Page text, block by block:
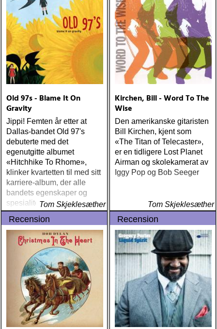
Old 97s - Blame It On
Gravity
Jippi! Femten år etter at
Dallas-bandet Old 97's
debuterte med det
egenutgitte albumet
«Hitchhike To Rhome»,
klinker kvartetten til med sitt
karriere-album, der alle
bandets egenskaper og
spesialiteter forenes til en
høyere enhet
Tom Skjeklesæther
Kirchen, Bill - Word To The
Wise
Den amerikanske gitaristen
Bill Kirchen, kjent som
«The Titan of Telecaster»,
er en tidligere Lost Planet
Airman og skolekamerat av
Iggy Pop og Bob Seeger
Tom Skjeklesæther
Recension Recension